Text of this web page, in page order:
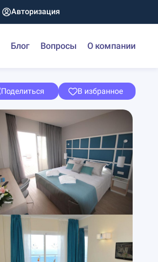
Авторизация
Блог Вопросы О компании
Поделиться В избранное